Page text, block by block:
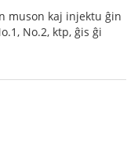
muson kaj injektu ĝin
No.2, ktp, ĝis ĝi